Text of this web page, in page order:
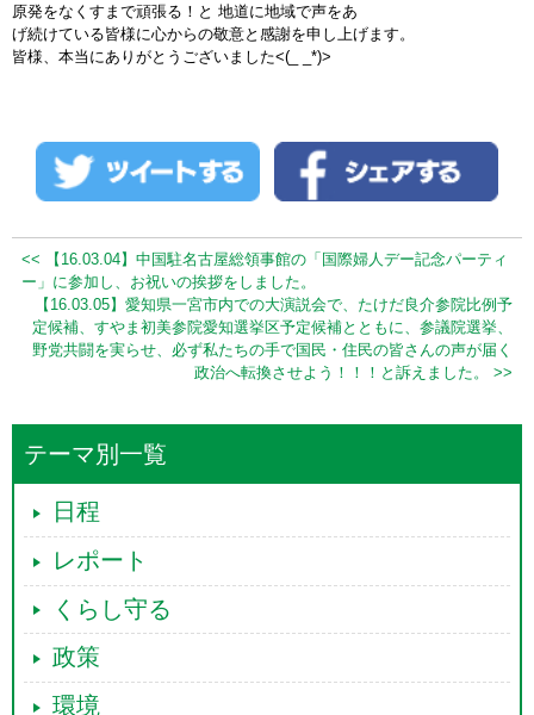
原発をなくすまで頑張る！と 地道に地域で声をあ
げ続けている皆様に心からの敬意と感謝を申し上げます。
皆様、本当にありがとうございました<(_ _*)>
<< 【16.03.04】中国駐名古屋総領事館の「国際婦人デー記念パーティ
ー」に参加し、お祝いの挨拶をしました。
【16.03.05】愛知県一宮市内での大演説会で、たけだ良介参院比例予
定候補、すやま初美参院愛知選挙区予定候補とともに、参議院選挙、
野党共闘を実らせ、必ず私たちの手で国民・住民の皆さんの声が届く
政治へ転換させよう！！！と訴えました。 >>
テーマ別一覧
日程
レポート
くらし守る
政策
環境